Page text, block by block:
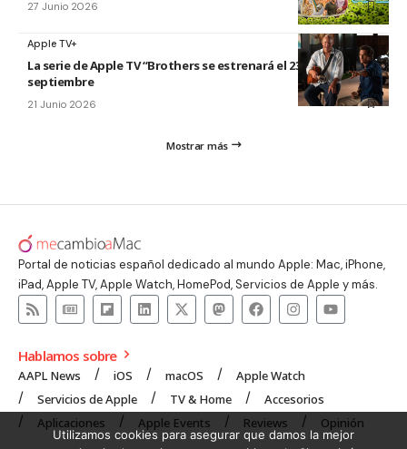
27 Junio 2026
Apple TV+
La serie de Apple TV “Brothers se estrenará el 23 de
septiembre
21 Junio 2026
Mostrar más
Portal de noticias español dedicado al mundo Apple: Mac, iPhone,
iPad, Apple TV, Apple Watch, HomePod, Servicios de Apple y más.
Hablamos sobre
AAPL News iOS macOS
Apple Watch
Servicios de Apple
TV & Home
Accesorios
Aplicaciones
Apple Events Reviews Opinión
Utilizamos cookies para asegurar que damos la mejor